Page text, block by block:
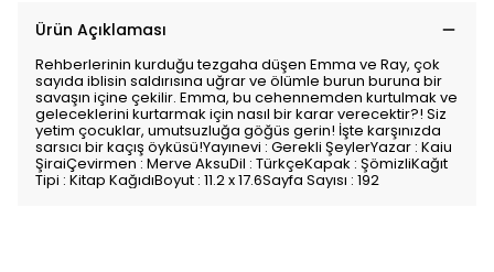
Ürün Açıklaması
Rehberlerinin kurduğu tezgaha düşen Emma ve Ray, çok
sayıda iblisin saldırısına uğrar ve ölümle burun buruna bir
savaşın içine çekilir. Emma, bu cehennemden kurtulmak ve
geleceklerini kurtarmak için nasıl bir karar verecektir?! Siz
yetim çocuklar, umutsuzluğa göğüs gerin! İşte karşınızda
sarsıcı bir kaçış öyküsü!Yayınevi : Gerekli ŞeylerYazar : Kaiu
ŞiraiÇevirmen : Merve AksuDil : TürkçeKapak : ŞömizliKağıt
Tipi : Kitap KağıdıBoyut : 11.2 x 17.6Sayfa Sayısı : 192